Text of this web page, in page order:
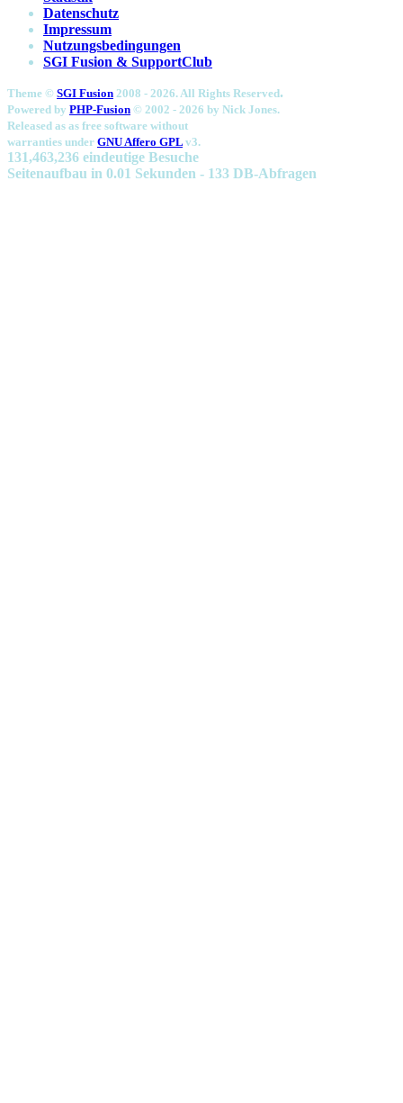
Datenschutz
Impressum
Nutzungsbedingungen
SGI Fusion & SupportClub
Theme © SGI Fusion 2008 - 2026. All Rights Reserved.
Powered by PHP-Fusion © 2002 - 2026 by Nick Jones.
Released as as free software without
warranties under GNU Affero GPL v3.
131,463,236 eindeutige Besuche
Seitenaufbau in 0.01 Sekunden - 133 DB-Abfragen